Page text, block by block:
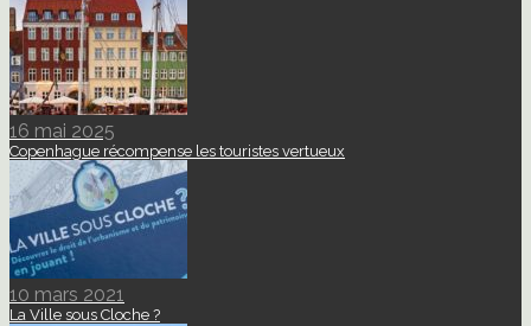
16 mai 2025
Copenhague récompense les touristes vertueux
10 mars 2021
La Ville sous Cloche ?